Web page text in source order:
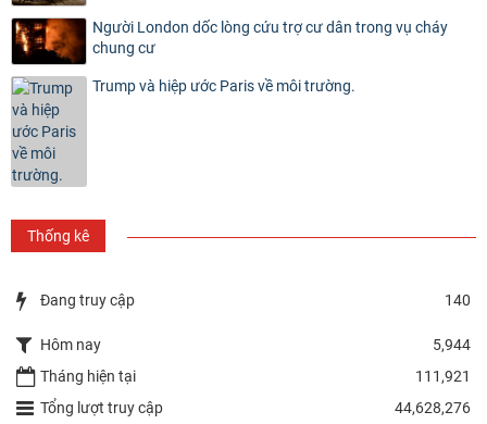
Người London dốc lòng cứu trợ cư dân trong vụ cháy
chung cư
Trump và hiệp ước Paris về môi trường.
Thống kê
Đang truy cập 140
Hôm nay
5,944
Tháng hiện tại
111,921
Tổng lượt truy cập
44,628,276